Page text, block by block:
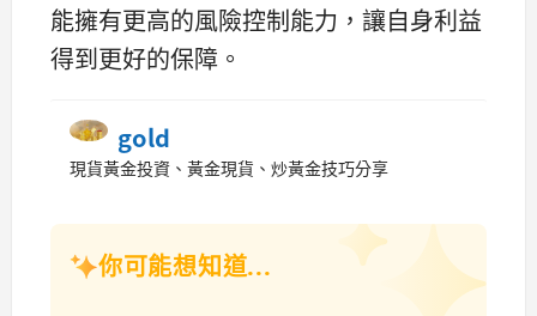
能擁有更高的風險控制能力，讓自身利益
得到更好的保障。
gold
現貨黃金投資、黃金現貨、炒黃金技巧分享
你可能想知道...